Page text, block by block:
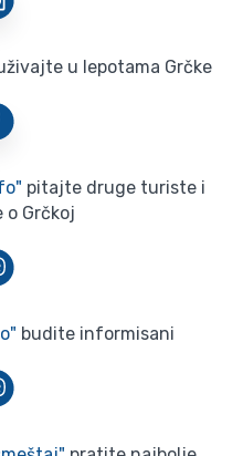
u lepotama Grčke
pitajte druge turiste i
Grčkoj
budite informisani